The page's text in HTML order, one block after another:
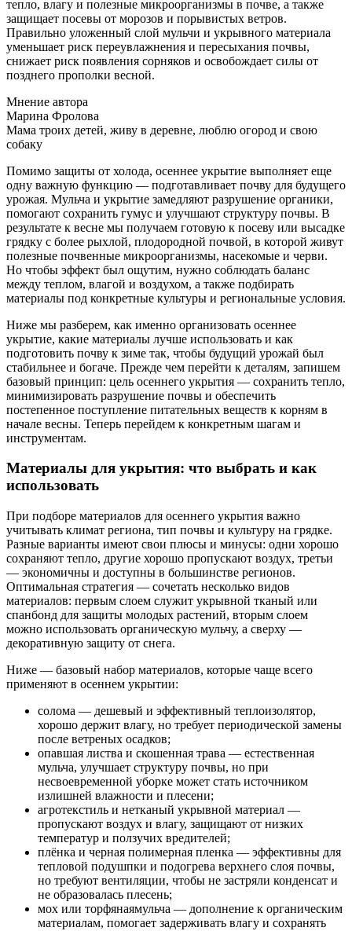
тепло, влагу и полезные микроорганизмы в почве, а также
защищает посевы от морозов и порывистых ветров.
Правильно уложенный слой мульчи и укрывного материала
уменьшает риск переувлажнения и пересыхания почвы,
снижает риск появления сорняков и освобождает силы от
позднего прополки весной.
Мнение автора
Марина Фролова
Мама троих детей, живу в деревне, люблю огород и свою
собаку
Помимо защиты от холода, осеннее укрытие выполняет еще
одну важную функцию — подготавливает почву для будущего
урожая. Мульча и укрытие замедляют разрушение органики,
помогают сохранить гумус и улучшают структуру почвы. В
результате к весне мы получаем готовую к посеву или высадке
грядку с более рыхлой, плодородной почвой, в которой живут
полезные почвенные микроорганизмы, насекомые и черви.
Но чтобы эффект был ощутим, нужно соблюдать баланс
между теплом, влагой и воздухом, а также подбирать
материалы под конкретные культуры и региональные условия.
Ниже мы разберем, как именно организовать осеннее
укрытие, какие материалы лучше использовать и как
подготовить почву к зиме так, чтобы будущий урожай был
стабильнее и богаче. Прежде чем перейти к деталям, запишем
базовый принцип: цель осеннего укрытия — сохранить тепло,
минимизировать разрушение почвы и обеспечить
постепенное поступление питательных веществ к корням в
начале весны. Теперь перейдем к конкретным шагам и
инструментам.
Материалы для укрытия: что выбрать и как
использовать
При подборе материалов для осеннего укрытия важно
учитывать климат региона, тип почвы и культуру на грядке.
Разные варианты имеют свои плюсы и минусы: одни хорошо
сохраняют тепло, другие хорошо пропускают воздух, третьи
— экономичны и доступны в большинстве регионов.
Оптимальная стратегия — сочетать несколько видов
материалов: первым слоем служит укрывной тканый или
спанбонд для защиты молодых растений, вторым слоем
можно использовать органическую мульчу, а сверху —
декоративную защиту от снега.
Ниже — базовый набор материалов, которые чаще всего
применяют в осеннем укрытии:
солома — дешевый и эффективный теплоизолятор,
хорошо держит влагу, но требует периодической замены
после ветреных осадков;
опавшая листва и скошенная трава — естественная
мульча, улучшает структуру почвы, но при
несвоевременной уборке может стать источником
излишней влажности и плесени;
агротекстиль и нетканый укрывной материал —
пропускают воздух и влагу, защищают от низких
температур и ползучих вредителей;
плёнка и черная полимерная пленка — эффективны для
тепловой подушпки и подогрева верхнего слоя почвы,
но требуют вентиляции, чтобы не застряли конденсат и
не образовалась плесень;
мох или торфянаямульча — дополнение к органическим
материалам, помогает задерживать влагу и сохранять